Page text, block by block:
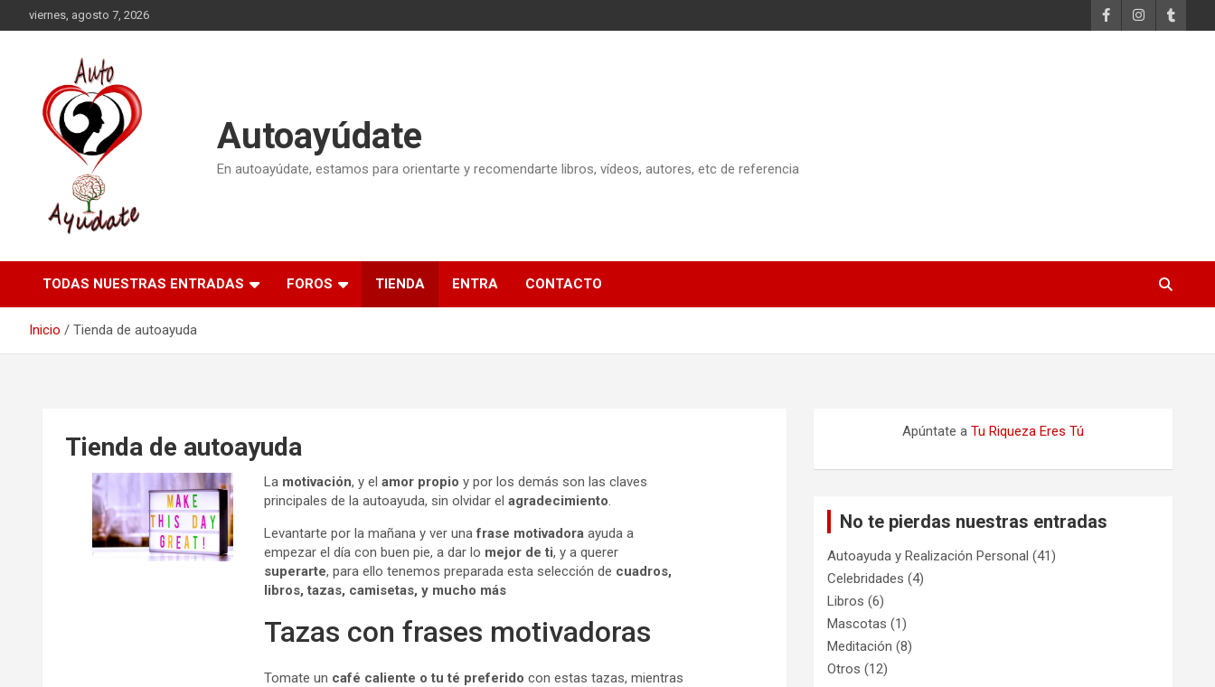
al
viernes, agosto 7, 2026
Autoayúdate
En autoayúdate, estamos para orientarte y recomendarte libros, vídeos, autores, etc de referencia
TODAS NUESTRAS ENTRADAS FOROS TIENDA ENTRA CONTACTO
Inicio Tienda de autoayuda
Tienda de autoayuda
La motivación, y el amor propio y por los demás son las claves
principales de la autoayuda, sin olvidar el agradecimiento.
Levantarte por la mañana y ver unafrase motivadoraayuda a
empezar el día con buen pie, a dar lo mejor de ti, y a querer
superarte, para ello tenemos preparada esta selección de cuadros,
libros, tazas, camisetas, y mucho más
Tazas con frases motivadoras
Tomate un café caliente o tu té preferido con estas tazas, mientras
Apúntate aTu Riqueza Eres Tú
No te pierdas nuestras entradas
Autoayuda y Realización Personal (41)
Celebridades (4)
Libros (6)
Mascotas (1)
Meditación (8)
Otros (12)